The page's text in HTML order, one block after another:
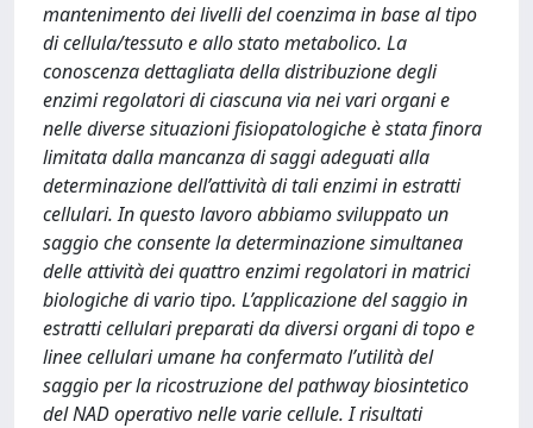
mantenimento dei livelli del coenzima in base al tipo
di cellula/tessuto e allo stato metabolico. La
conoscenza dettagliata della distribuzione degli
enzimi regolatori di ciascuna via nei vari organi e
nelle diverse situazioni fisiopatologiche è stata finora
limitata dalla mancanza di saggi adeguati alla
determinazione dell’attività di tali enzimi in estratti
cellulari. In questo lavoro abbiamo sviluppato un
saggio che consente la determinazione simultanea
delle attività dei quattro enzimi regolatori in matrici
biologiche di vario tipo. L’applicazione del saggio in
estratti cellulari preparati da diversi organi di topo e
linee cellulari umane ha confermato l’utilità del
saggio per la ricostruzione del pathway biosintetico
del NAD operativo nelle varie cellule. I risultati